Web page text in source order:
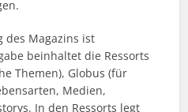
des Magazins ist
beinhaltet die Ressorts
Themen), Globus (für
Medien,
In den Ressorts legt